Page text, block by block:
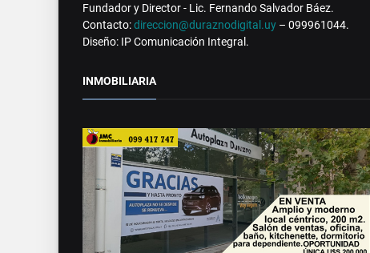
Fundador y Director - Lic. Fernando Salvador Báez.
Contacto:direccion@duraznodigital.uy – 099961044.
Diseño: IP Comunicación Integral.
INMOBILIARIA